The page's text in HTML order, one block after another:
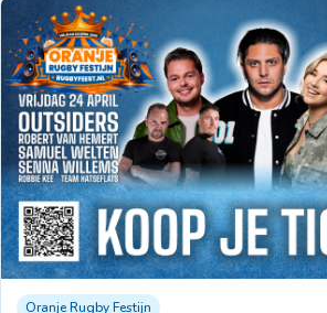
Oranje Rugby Festijn